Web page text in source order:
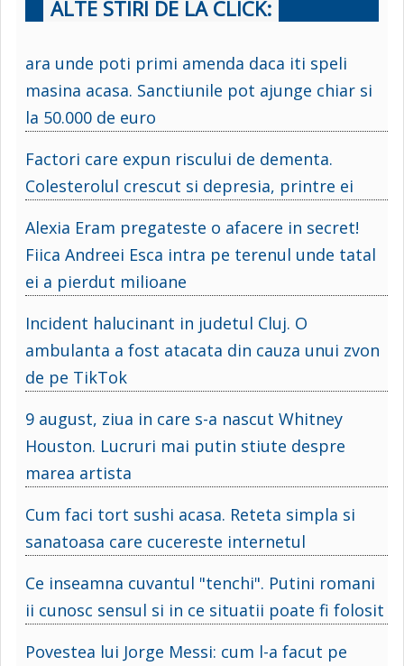
ALTE STIRI DE LA CLICK:
ara unde poti primi amenda daca iti speli
masina acasa. Sanctiunile pot ajunge chiar si
la 50.000 de euro
Factori care expun riscului de dementa.
Colesterolul crescut si depresia, printre ei
Alexia Eram pregateste o afacere in secret!
Fiica Andreei Esca intra pe terenul unde tatal
ei a pierdut milioane
Incident halucinant in judetul Cluj. O
ambulanta a fost atacata din cauza unui zvon
de pe TikTok
9 august, ziua in care s-a nascut Whitney
Houston. Lucruri mai putin stiute despre
marea artista
Cum faci tort sushi acasa. Reteta simpla si
sanatoasa care cucereste internetul
Ce inseamna cuvantul "tenchi". Putini romani
ii cunosc sensul si in ce situatii poate fi folosit
Povestea lui Jorge Messi: cum l-a facut pe